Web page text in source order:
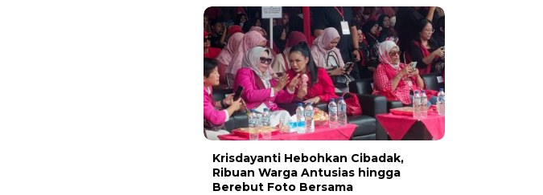
Krisdayanti Hebohkan Cibadak,
Ribuan Warga Antusias hingga
Berebut Foto Bersama